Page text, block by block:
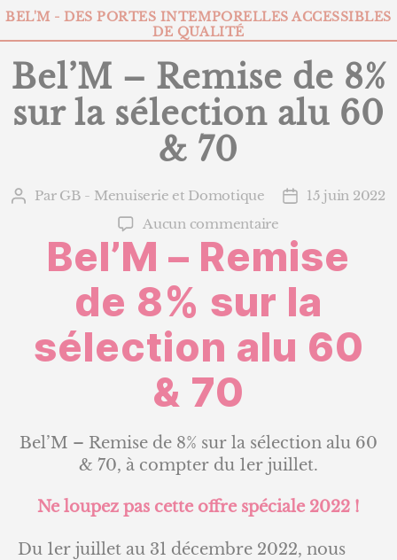
Catégories
BEL'M - DES PORTES INTEMPORELLES ACCESSIBLES
DE QUALITÉ
Bel’M – Remise de 8%
sur la sélection alu 60
& 70
Auteur
Par GB - Menuiserie et Domotique
Date15 juin 2022
Aucun commentairesur
Bel’M
–
8%
sur
la
&
70
Bel’M – Remise
de 8% sur la
sélection alu 60
& 70
Bel’M – Remise de 8% sur la sélection alu 60
& 70, à compter du 1er juillet.
Ne loupez pas cette offre spéciale 2022 !
Du 1er juillet au 31 décembre 2022, nous